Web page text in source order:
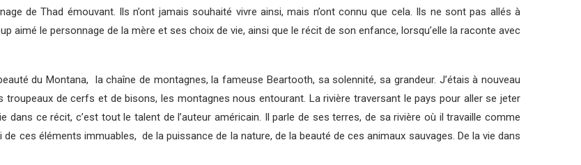
de Thad émouvant. Ils n’ont jamais souhaité vivre ainsi, mais n’ont connu que cela. Ils ne sont pas allés à
aimé le personnage de la mère et ses choix de vie, ainsi que le récit de son enfance, lorsqu’elle la raconte avec
du Montana, la chaîne de montagnes, la fameuse Beartooth, sa solennité, sa grandeur. J’étais à nouveau
troupeaux de cerfs et de bisons, les montagnes nous entourant. La rivière traversant le pays pour aller se jeter
ce récit, c’est tout le talent de l’auteur américain. Il parle de ses terres, de sa rivière où il travaille comme
ces éléments immuables, de la puissance de la nature, de la beauté de ces animaux sauvages. De la vie dans